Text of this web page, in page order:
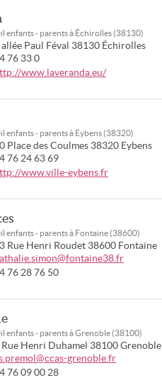
enfants - parents à Échirolles (38130)
allée Paul Féval 38130 Échirolles
76 33 0
www.laveranda.eu/
enfants - parents à Eybens (38320)
Place des Coulmes 38320 Eybens
76 24 63 69
www.ville-eybens.fr
enfants - parents à Fontaine (38600)
Rue Henri Roudet 38600 Fontaine
76 28 76 50
enfants - parents à Grenoble (38100)
Henri Duhamel 38100 Grenoble
grenoble.fr
76 09 00 28